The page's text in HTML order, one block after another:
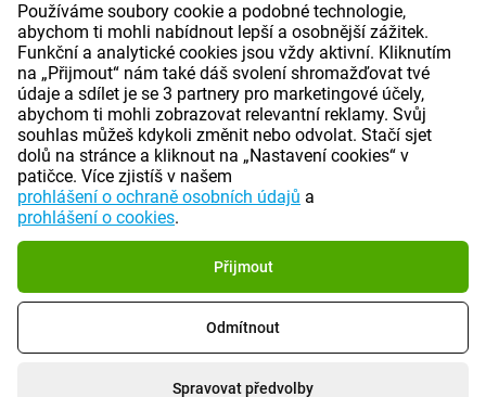
Používáme soubory cookie a podobné technologie,
abychom ti mohli nabídnout lepší a osobnější zážitek.
Funkční a analytické cookies jsou vždy aktivní. Kliknutím
na „Přijmout“ nám také dáš svolení shromažďovat tvé
údaje a sdílet je se 3 partnery pro marketingové účely,
abychom ti mohli zobrazovat relevantní reklamy. Svůj
souhlas můžeš kdykoli změnit nebo odvolat. Stačí sjet
dolů na stránce a kliknout na „Nastavení cookies“ v
patičce. Více zjistíš v našem
prohlášení o ochraně osobních údajů a
prohlášení o cookies.
Přijmout
Odmítnout
Spravovat předvolby